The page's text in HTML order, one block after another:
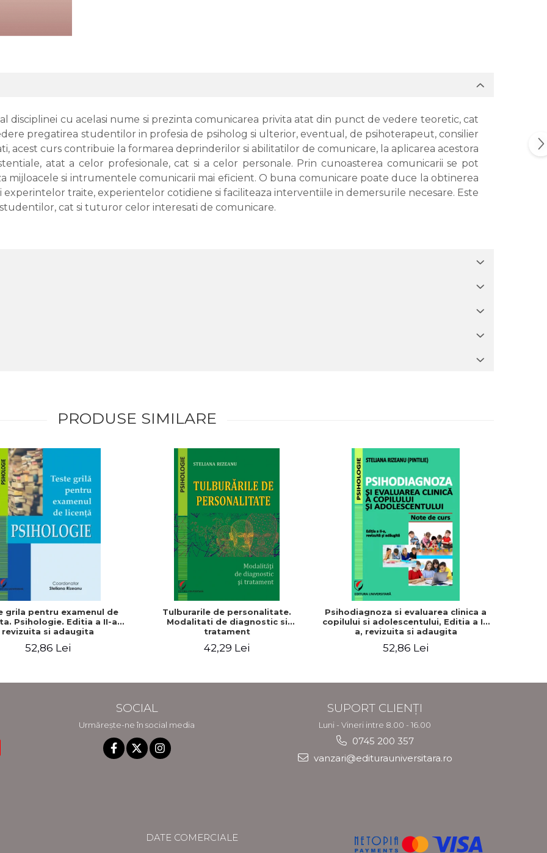
disciplinei cu acelasi nume si prezinta comunicarea privita atat din punct de vedere teoretic, cat
pregatirea studentilor in profesia de psiholog si ulterior, eventual, de psihoterapeut, consilier
acest curs contribuie la formarea deprinderilor si abilitatilor de comunicare, la aplicarea acestora
atat a celor profesionale, cat si a celor personale. Prin cunoasterea comunicarii se pot
mijloacele si intrumentele comunicarii mai eficient. O buna comunicare poate duce la obtinerea
traite, experientelor cotidiene si faciliteaza interventiile in demersurile necesare. Este
cat si tuturor celor interesati de comunicare.
PRODUSE SIMILARE
grila pentru examenul de
Psihologie. Editia a II-a
revizuita si adaugita
52,86 Lei
Tulburarile de personalitate.
Modalitati de diagnostic si
tratament
42,29 Lei
Psihodiagnoza si evaluarea clinica a
copilului si adolescentului, Editia a II-
a, revizuita si adaugita
52,86 Lei
SOCIAL
Urmărește-ne în social media
SUPORT CLIENȚI
Luni - Vineri intre 8.00 - 16.00
0745 200 357
vanzari@editurauniversitara.ro
DATE COMERCIALE